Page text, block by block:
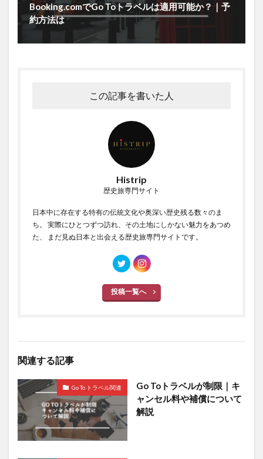
Booking.comでGo Toトラベルは適用可能か？｜予
約方法は
この記事を書いた人
Histrip
歴史旅専門サイト
日本中に存在する特有の伝統文化や奥深い歴史残る数々のま
ち。 実際にひとつずつ訪れ、その土地にしかない魅力をあつめ
た、 まだ見ぬ日本と出会える歴史旅専門サイトです。
投稿一覧へ
関連する記事
Go To トラベル関連
Go Toトラベルが制限｜キ
ャンセル料や補償について
解説